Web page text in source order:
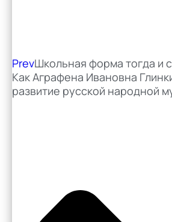
PrevШкольная форма тогда и
Как Аграфена Ивановна
развитие русской народной